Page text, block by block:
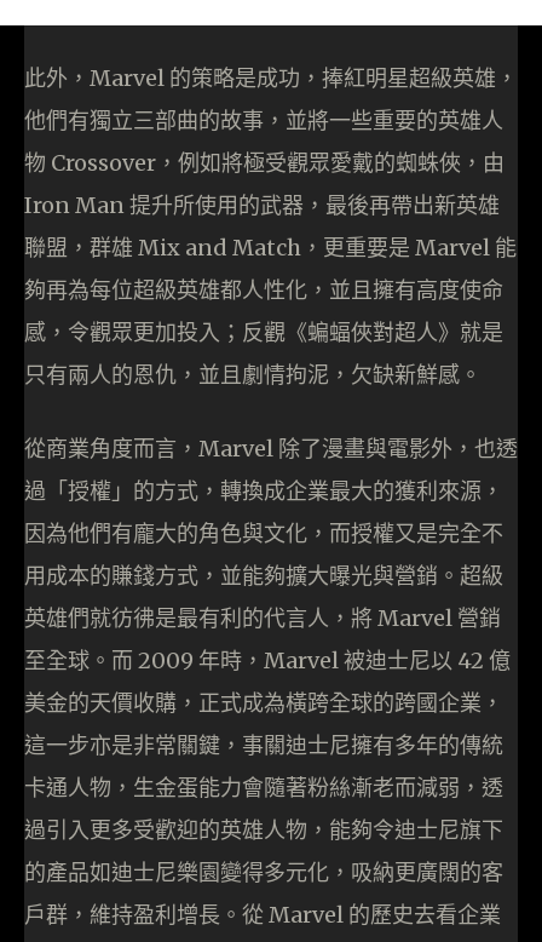
此外，Marvel 的策略是成功，捧紅明星超級英雄，
他們有獨立三部曲的故事，並將一些重要的英雄人
物 Crossover，例如將極受觀眾愛戴的蜘蛛俠，由
Iron Man 提升所使用的武器，最後再帶出新英雄
聯盟，群雄 Mix and Match，更重要是 Marvel 能
夠再為每位超級英雄都人性化，並且擁有高度使命
感，令觀眾更加投入；反觀《蝙蝠俠對超人》就是
只有兩人的恩仇，並且劇情拘泥，欠缺新鮮感。
從商業角度而言，Marvel 除了漫畫與電影外，也透
過「授權」的方式，轉換成企業最大的獲利來源，
因為他們有龐大的角色與文化，而授權又是完全不
用成本的賺錢方式，並能夠擴大曝光與營銷。超級
英雄們就彷彿是最有利的代言人，將 Marvel 營銷
至全球。而 2009 年時，Marvel 被迪士尼以 42 億
美金的天價收購，正式成為橫跨全球的跨國企業，
這一步亦是非常關鍵，事關迪士尼擁有多年的傳統
卡通人物，生金蛋能力會隨著粉絲漸老而減弱，透
過引入更多受歡迎的英雄人物，能夠令迪士尼旗下
的產品如迪士尼樂園變得多元化，吸納更廣闊的客
戶群，維持盈利增長。從 Marvel 的歷史去看企業